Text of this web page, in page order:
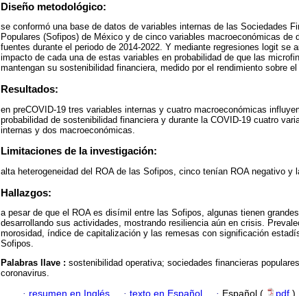
Diseño metodológico:
se conformó una base de datos de variables internas de las Sociedades
Populares (Sofipos) de México y de cinco variables macroeconómicas de
fuentes durante el periodo de 2014-2022. Y mediante regresiones logit se
impacto de cada una de estas variables en probabilidad de que las
mantengan su sostenibilidad financiera, medido por el rendimiento sobre
Resultados:
en preCOVID-19 tres variables internas y cuatro macroeconómicas
probabilidad de sostenibilidad financiera y durante la COVID-19 cuatro
internas y dos macroeconómicas.
Limitaciones de la investigación:
alta heterogeneidad del ROA de las Sofipos, cinco tenían ROA negativo y
Hallazgos:
a pesar de que el ROA es disímil entre las Sofipos, algunas tienen
desarrollando sus actividades, mostrando resiliencia aún en crisis.
morosidad, índice de capitalización y las remesas con significación
Sofipos.
Palabras llave : sostenibilidad operativa; sociedades financieras
coronavirus.
· resumen en Inglés · texto en Español · Español ( pdf )